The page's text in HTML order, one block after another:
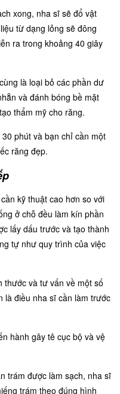
xong, nha sĩ sẽ đổ vật
từ dạng lỏng sẽ đông
ra trong khoảng 40 giây
là loại bỏ các phần dư
và đánh bóng bề mặt
thẩm mỹ cho răng.
phút và bạn chỉ cần một
răng đẹp.
kỹ thuật cao hơn so với
ở chỗ đều làm kín phần
lấy dấu trước và tạo thành
tự như quy trình của việc
thước và tư vấn về một số
là điều nha sĩ cần làm trước
hành gây tê cục bộ và vệ
trám được làm sạch, nha sĩ
trám theo đúng hình